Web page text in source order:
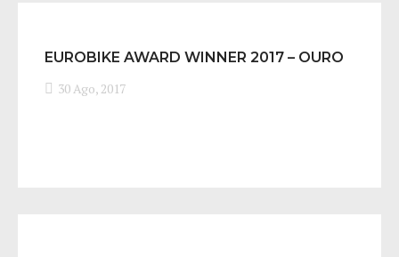
EUROBIKE AWARD WINNER 2017 – OURO
PARA O PROJETO Y
30 Ago, 2017